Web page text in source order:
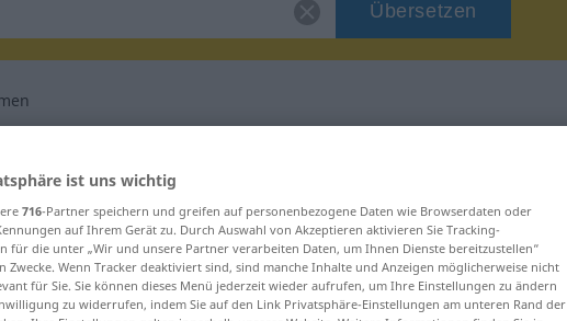
Übersetzen
für "wiederkommen"
Verb
ist uns wichtig
716-Partner speichern und greifen auf personenbezogene Daten wie Browserdaten oder
auf Ihrem Gerät zu. Durch Auswahl von Akzeptieren aktivieren Sie Tracking-
für die unter „Wir und unsere Partner verarbeiten Daten, um Ihnen Dienste bereitzustellen“
Zwecke. Wenn Tracker deaktiviert sind, sind manche Inhalte und Anzeigen möglicherweise nicht
für Sie. Sie können dieses Menü jederzeit wieder aufrufen, um Ihre Einstellungen zu ändern
zu widerrufen, indem Sie auf den Link Privatsphäre-Einstellungen am unteren Rand der